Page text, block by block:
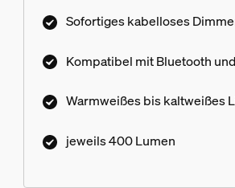
Sofortiges kabelloses
Kompatibel mit Bluetooth
Warmweißes bis kaltweißes
jeweils 400 Lumen